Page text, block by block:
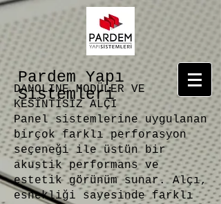
Pardem Yapı
Sistemleri
DANOLINE MODÜLER VE
KESİNTİSİZ ALÇI
Panel sistemlerine uygulanan
birçok farklı perforasyon
seçeneği ile üstün bir
akustik performans ve
estetik görünüm sunar.Alçı,
esnekliği sayesinde farklı